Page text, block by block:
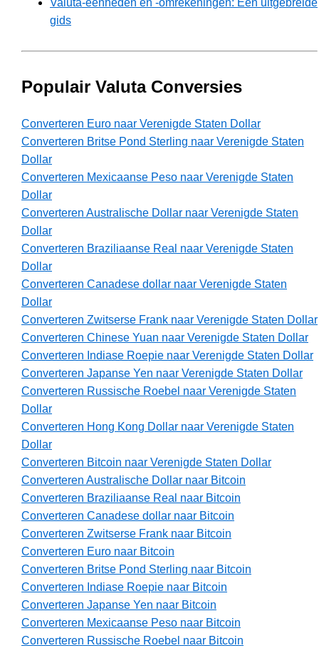
Valuta-eenheden en -omrekeningen: Een uitgebreide
gids
Populair Valuta Conversies
Converteren Euro naar Verenigde Staten Dollar
Converteren Britse Pond Sterling naar Verenigde Staten
Dollar
Converteren Mexicaanse Peso naar Verenigde Staten
Dollar
Converteren Australische Dollar naar Verenigde Staten
Dollar
Converteren Braziliaanse Real naar Verenigde Staten
Dollar
Converteren Canadese dollar naar Verenigde Staten
Dollar
Converteren Zwitserse Frank naar Verenigde Staten Dollar
Converteren Chinese Yuan naar Verenigde Staten Dollar
Converteren Indiase Roepie naar Verenigde Staten Dollar
Converteren Japanse Yen naar Verenigde Staten Dollar
Converteren Russische Roebel naar Verenigde Staten
Dollar
Converteren Hong Kong Dollar naar Verenigde Staten
Dollar
Converteren Bitcoin naar Verenigde Staten Dollar
Converteren Australische Dollar naar Bitcoin
Converteren Braziliaanse Real naar Bitcoin
Converteren Canadese dollar naar Bitcoin
Converteren Zwitserse Frank naar Bitcoin
Converteren Euro naar Bitcoin
Converteren Britse Pond Sterling naar Bitcoin
Converteren Indiase Roepie naar Bitcoin
Converteren Japanse Yen naar Bitcoin
Converteren Mexicaanse Peso naar Bitcoin
Converteren Russische Roebel naar Bitcoin